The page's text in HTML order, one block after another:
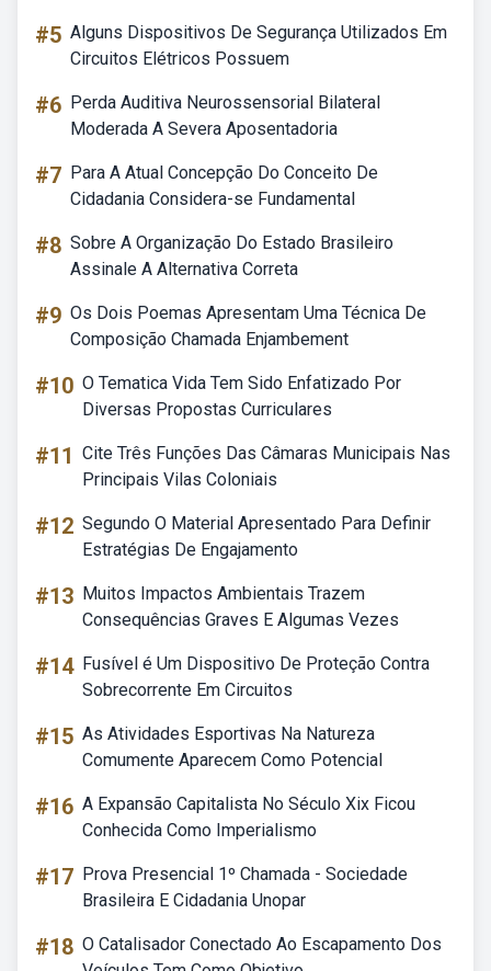
#5 Alguns Dispositivos De Segurança Utilizados Em
Circuitos Elétricos Possuem
#6 Perda Auditiva Neurossensorial Bilateral
Moderada A Severa Aposentadoria
#7 Para A Atual Concepção Do Conceito De
Cidadania Considera-se Fundamental
#8 Sobre A Organização Do Estado Brasileiro
Assinale A Alternativa Correta
#9 Os Dois Poemas Apresentam Uma Técnica De
Composição Chamada Enjambement
#10 O Tematica Vida Tem Sido Enfatizado Por
Diversas Propostas Curriculares
#11 Cite Três Funções Das Câmaras Municipais Nas
Principais Vilas Coloniais
#12 Segundo O Material Apresentado Para Definir
Estratégias De Engajamento
#13 Muitos Impactos Ambientais Trazem
Consequências Graves E Algumas Vezes
#14 Fusível é Um Dispositivo De Proteção Contra
Sobrecorrente Em Circuitos
#15 As Atividades Esportivas Na Natureza
Comumente Aparecem Como Potencial
#16 A Expansão Capitalista No Século Xix Ficou
Conhecida Como Imperialismo
#17 Prova Presencial 1º Chamada - Sociedade
Brasileira E Cidadania Unopar
#18 O Catalisador Conectado Ao Escapamento Dos